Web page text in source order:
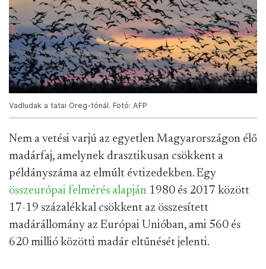
Vadludak a tatai Öreg-tónál. Fotó: AFP
Nem a vetési varjú az egyetlen Magyarországon élő
madárfaj, amelynek drasztikusan csökkent a
példányszáma az elmúlt évtizedekben. Egy
összeurópai felmérés alapján 1980 és 2017 között
17-19 százalékkal csökkent az összesített
madárállomány az Európai Unióban, ami 560 és
620 millió közötti madár eltűnését jelenti.